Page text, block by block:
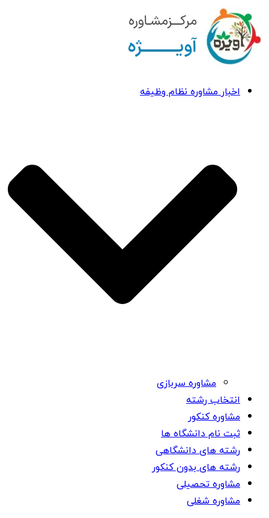
اخبار مشاوره نظام وظیفه
مشاوره سربازی
انتخاب رشته
مشاوره کنکور
ثبت نام دانشگاه ها
رشته های دانشگاهی
رشته های بدون کنکور
مشاوره تحصیلی
مشاوره شغلی